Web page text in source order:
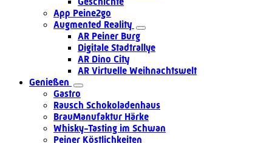
App Peine2go
Augmented Reality
AR Peiner Burg
Digitale Stadtrallye
AR Dino City
AR Virtuelle Weihnachtswelt
Genießen
Gastro
Rausch Schokoladenhaus
BrauManufaktur Härke
Whisky-Tasting im Schwan
Peiner Köstlichkeiten